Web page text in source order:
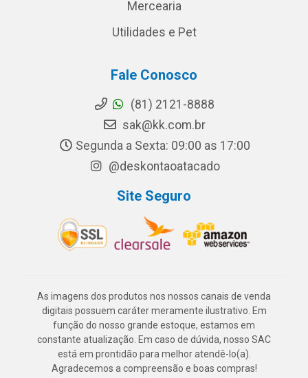
Mercearia
Utilidades e Pet
Fale Conosco
(81) 2121-8888
sak@kk.com.br
Segunda a Sexta: 09:00 as 17:00
@deskontaoatacado
Site Seguro
As imagens dos produtos nos nossos canais de venda
digitais possuem caráter meramente ilustrativo. Em
função do nosso grande estoque, estamos em
constante atualização. Em caso de dúvida, nosso SAC
está em prontidão para melhor atendê-lo(a).
Agradecemos a compreensão e boas compras!